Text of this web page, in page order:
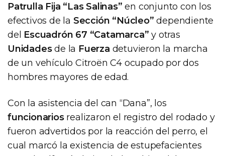
Patrulla Fija “Las Salinas” en conjunto con los
efectivos de la Sección “Núcleo” dependiente
del Escuadrón 67 “Catamarca” y otras
Unidadesde la Fuerza detuvieron la marcha
de un vehículo Citroën C4 ocupado por dos
hombres mayores de edad.
Con la asistencia del can “Dana”, los
funcionariosrealizaron el registro del rodado y
fueron advertidos por la reacción del perro, el
cual marcó la existencia de estupefacientes